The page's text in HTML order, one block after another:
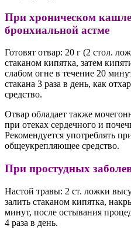
При хроническом
бронхиальной астме
Готовят отвар: 20 г (2 стол.
стаканом кипятка, затем
слабом огне в течение 20
стакана 3 раза в день, как
средство.
Отвар обладает также
при отеках сердечного и
Рекомендуется употреблять
общеукрепляющее средство.
При простудных
Настой травы: 2 ст. ложки
залить стаканом кипятка,
минут, после остывания
4 раза в день.